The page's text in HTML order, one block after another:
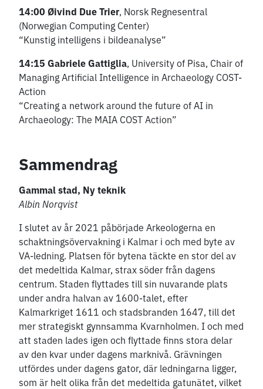
14:00 Øivind Due Trier, Norsk Regnesentral
(Norwegian Computing Center)
“Kunstig intelligens i bildeanalyse”
14:15 Gabriele Gattiglia, University of Pisa, Chair of
Managing Artificial Intelligence in Archaeology COST-
Action
“Creating a network around the future of AI in
Archaeology: The MAIA COST Action”
Sammendrag
Gammal stad, Ny teknik
Albin Norqvist
I slutet av år 2021 påbörjade Arkeologerna en
schaktningsövervakning i Kalmar i och med byte av
VA-ledning. Platsen för bytena täckte en stor del av
det medeltida Kalmar, strax söder från dagens
centrum. Staden flyttades till sin nuvarande plats
under andra halvan av 1600-talet, efter
Kalmarkriget 1611 och stadsbranden 1647, till det
mer strategiskt gynnsamma Kvarnholmen. I och med
att staden lades igen och flyttade finns stora delar
av den kvar under dagens marknivå. Grävningen
utfördes under dagens gator, där ledningarna ligger,
som är helt olika från det medeltida gatunätet, vilket